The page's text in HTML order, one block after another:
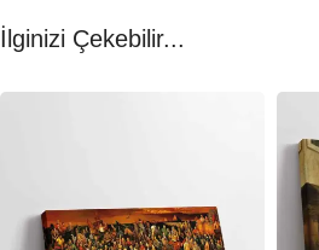
İlginizi Çekebilir...